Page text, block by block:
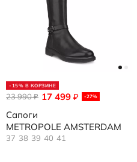
-15% В КОРЗИНЕ
17 499 ₽ -27%
23 990₽
Сапоги
METROPOLE AMSTERDAM
37 38 39 40 41